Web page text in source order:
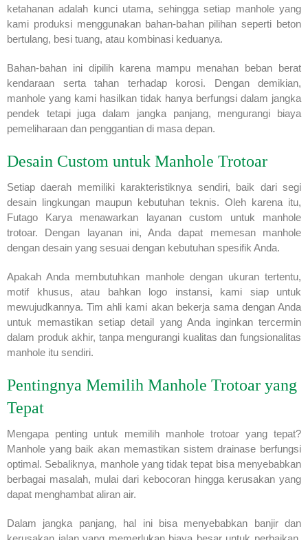
ketahanan adalah kunci utama, sehingga setiap manhole yang
kami produksi menggunakan bahan-bahan pilihan seperti beton
bertulang, besi tuang, atau kombinasi keduanya.
Bahan-bahan ini dipilih karena mampu menahan beban berat
kendaraan serta tahan terhadap korosi. Dengan demikian,
manhole yang kami hasilkan tidak hanya berfungsi dalam jangka
pendek tetapi juga dalam jangka panjang, mengurangi biaya
pemeliharaan dan penggantian di masa depan.
Desain Custom untuk Manhole Trotoar
Setiap daerah memiliki karakteristiknya sendiri, baik dari segi
desain lingkungan maupun kebutuhan teknis. Oleh karena itu,
Futago Karya menawarkan layanan custom untuk manhole
trotoar. Dengan layanan ini, Anda dapat memesan manhole
dengan desain yang sesuai dengan kebutuhan spesifik Anda.
Apakah Anda membutuhkan manhole dengan ukuran tertentu,
motif khusus, atau bahkan logo instansi, kami siap untuk
mewujudkannya. Tim ahli kami akan bekerja sama dengan Anda
untuk memastikan setiap detail yang Anda inginkan tercermin
dalam produk akhir, tanpa mengurangi kualitas dan fungsionalitas
manhole itu sendiri.
Pentingnya Memilih Manhole Trotoar yang
Tepat
Mengapa penting untuk memilih manhole trotoar yang tepat?
Manhole yang baik akan memastikan sistem drainase berfungsi
optimal. Sebaliknya, manhole yang tidak tepat bisa menyebabkan
berbagai masalah, mulai dari kebocoran hingga kerusakan yang
dapat menghambat aliran air.
Dalam jangka panjang, hal ini bisa menyebabkan banjir dan